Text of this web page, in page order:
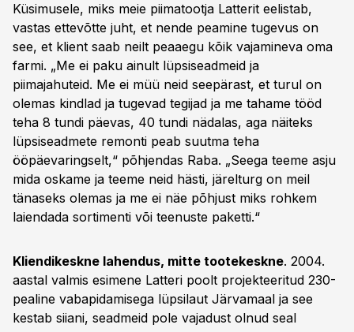
Küsimusele, miks meie piimatootja Latterit eelistab,
vastas ettevõtte juht, et nende peamine tugevus on
see, et klient saab neilt peaaegu kõik vajamineva oma
farmi. „Me ei paku ainult lüpsiseadmeid ja
piimajahuteid. Me ei müü neid seepärast, et turul on
olemas kindlad ja tugevad tegijad ja me tahame tööd
teha 8 tundi päevas, 40 tundi nädalas, aga näiteks
lüpsiseadmete remonti peab suutma teha
ööpäevaringselt,“ põhjendas Raba. „Seega teeme asju
mida oskame ja teeme neid hästi, järelturg on meil
tänaseks olemas ja me ei näe põhjust miks rohkem
laiendada sortimenti või teenuste paketti.“
Kliendikeskne lahendus, mitte tootekeskne. 2004.
aastal valmis esimene Latteri poolt projekteeritud 230-
pealine vabapidamisega lüpsilaut Järvamaal ja see
kestab siiani, seadmeid pole vajadust olnud seal